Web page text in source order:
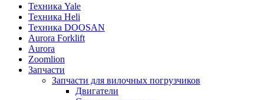
Техника Yale
Техника Heli
Техника DOOSAN
Aurora Forklift
Aurora
Zoomlion
Запчасти
Запчасти для вилочных погрузчиков
Двигатели